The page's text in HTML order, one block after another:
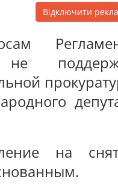
Відключити
на